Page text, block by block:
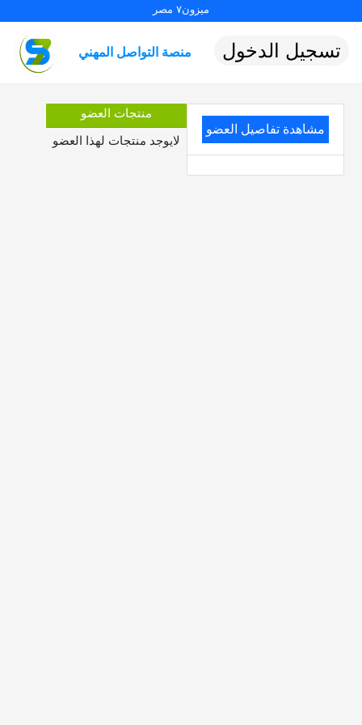
ميزون٧ مصر
منصة التواصل المهني تسجيل الدخول
مشاهدة تفاصيل العضو
منتجات العضو
لايوجد منتجات لهذا العضو